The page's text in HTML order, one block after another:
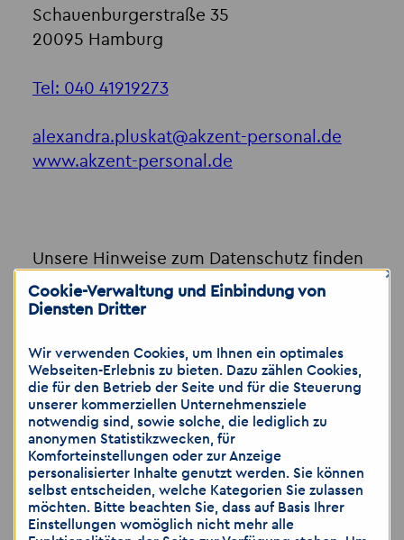
Schauenburgerstraße 35
20095 Hamburg
Tel: 040 41919273
alexandra.pluskat@akzent-personal.de
www.akzent-personal.de
Unsere Hinweise zum Datenschutz finden
Sie hier:
https://www.akzent-
Geschäftsführer:
Andreas Luthardt
Rex Madrian
Gesellschaft mit beschränkter Haftung
HRB 64007 AG Charlottenburg
Sitz: Berlin
Cookie-Verwaltung und Einbindung von
Diensten Dritter
×
Wir verwenden Cookies, um Ihnen ein optimales
Webseiten-Erlebnis zu bieten. Dazu zählen Cookies,
die für den Betrieb der Seite und für die Steuerung
unserer kommerziellen Unternehmensziele
notwendig sind, sowie solche, die lediglich zu
anonymen Statistikzwecken, für
Komforteinstellungen oder zur Anzeige
personalisierter Inhalte genutzt werden. Sie können
selbst entscheiden, welche Kategorien Sie zulassen
möchten. Bitte beachten Sie, dass auf Basis Ihrer
Einstellungen womöglich nicht mehr alle